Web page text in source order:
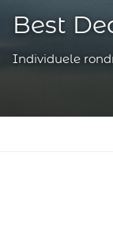
Best
Individuele